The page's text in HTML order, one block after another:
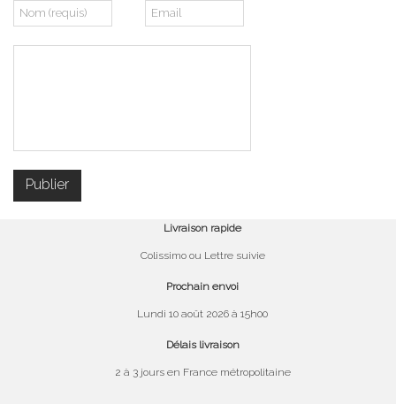
Livraison rapide
Colissimo ou Lettre suivie
Prochain envoi
Lundi 10 août 2026 à 15h00
Délais livraison
2 à 3 jours en France métropolitaine